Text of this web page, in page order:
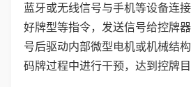
蓝牙或无线信号与手机等设备连
好牌型等指令，发送信号给控牌
号后驱动内部微型电机或机械结构
码牌过程中进行干预，达到控牌目